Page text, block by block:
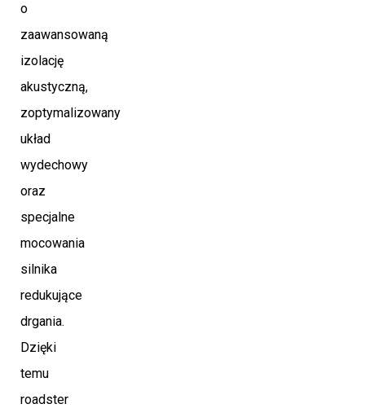
o
zaawansowaną
izolację
akustyczną,
zoptymalizowany
układ
wydechowy
oraz
specjalne
mocowania
silnika
redukujące
drgania.
Dzięki
temu
roadster